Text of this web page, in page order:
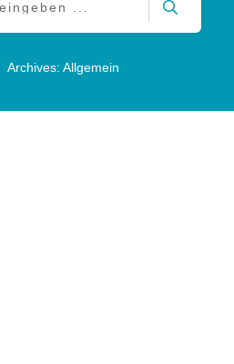
Archives: Allgemein